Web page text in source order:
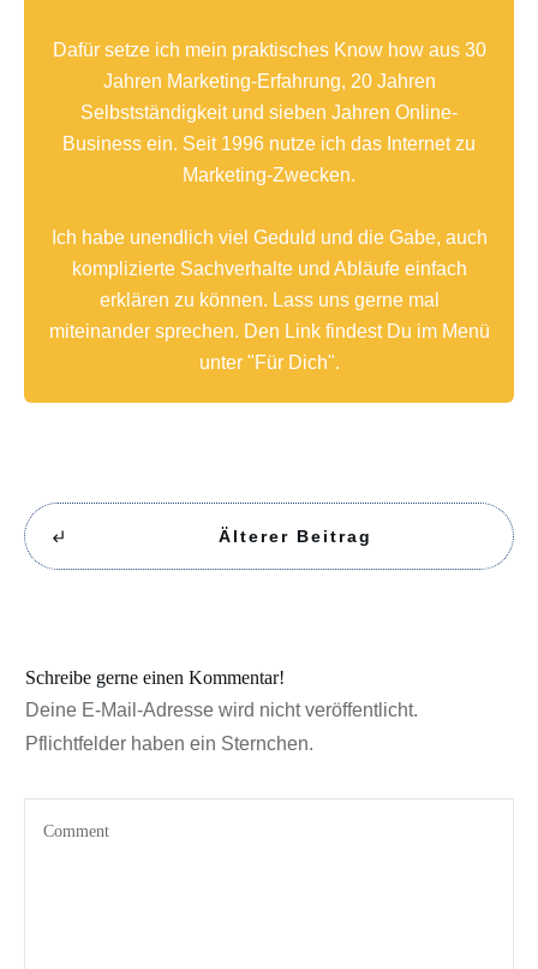
Dafür setze ich mein praktisches Know how aus 30
Jahren Marketing-Erfahrung, 20 Jahren
Selbstständigkeit und sieben Jahren Online-
Business ein. Seit 1996 nutze ich das Internet zu
Marketing-Zwecken.
Ich habe unendlich viel Geduld und die Gabe, auch
komplizierte Sachverhalte und Abläufe einfach
erklären zu können. Lass uns gerne mal
miteinander sprechen. Den Link findest Du im Menü
unter "Für Dich".
Älterer Beitrag
Schreibe gerne einen Kommentar!
Deine E-Mail-Adresse wird nicht veröffentlicht.
Pflichtfelder haben ein Sternchen.